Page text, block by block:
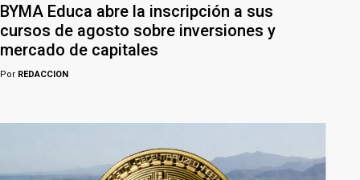
BYMA Educa abre la inscripción a sus
cursos de agosto sobre inversiones y
mercado de capitales
Por REDACCION